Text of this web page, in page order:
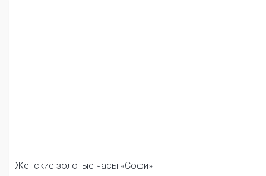
Женские золотые часы «Софи»